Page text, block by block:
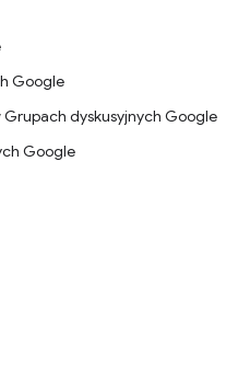
Google
dyskusyjnych Google
Google